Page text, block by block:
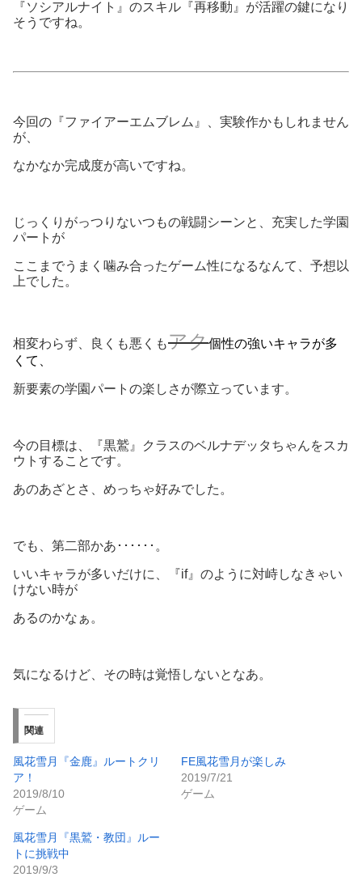
『ソシアルナイト』のスキル『再移動』が活躍の鍵になり
そうですね。
今回の『ファイアーエムブレム』、実験作かもしれません
が、
なかなか完成度が高いですね。
じっくりがっつりないつもの戦闘シーンと、充実した学園
パートが
ここまでうまく噛み合ったゲーム性になるなんて、予想以
上でした。
相変わらず、良くも悪くもアク個性の強いキャラが多
くて、
新要素の学園パートの楽しさが際立っています。
今の目標は、『黒鷲』クラスのベルナデッタちゃんをスカ
ウトすることです。
あのあざとさ、めっちゃ好みでした。
でも、第二部かあ･･････。
いいキャラが多いだけに、『if』のように対峙しなきゃい
けない時が
あるのかなぁ。
気になるけど、その時は覚悟しないとなあ。
関連
風花雪月『金鹿』ルートクリ
ア！
2019/8/10
ゲーム
FE風花雪月が楽しみ
2019/7/21
ゲーム
風花雪月『黒鷲・教団』ルー
トに挑戦中
2019/9/3